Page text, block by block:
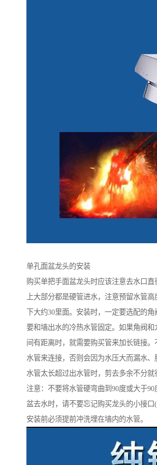
单孔面盆龙头的安装
购买单把手面盆龙头时应该注意去水口直
上大部分都是硬管进水，注意预留水管
下大约30里面。安装时，一定要选配的
要和墙出水的冷热水管固定。如果角阀和
间有距离时，就需要购买管来加长链接。
水管来连接，否则会因为水压大而漏水、
水管太长超过出水管时，剪去多余不分就
注意：不要将水管硬弯曲到90度或大于90
盆去水时，请不要忘记购买龙头的小接口(
安装前必须提前冲洗埋在墙内的水管。